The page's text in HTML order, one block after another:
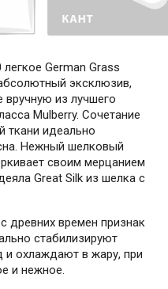
German Grass
эксклюзив,
вручную из лучшего
Mulberry. Сочетание
ткани идеально
Нежный шелковый
своим мерцанием
Great Silk из шелка с
древних времен признак
стабилизируют
и охлаждают в жару, при
и нежное.